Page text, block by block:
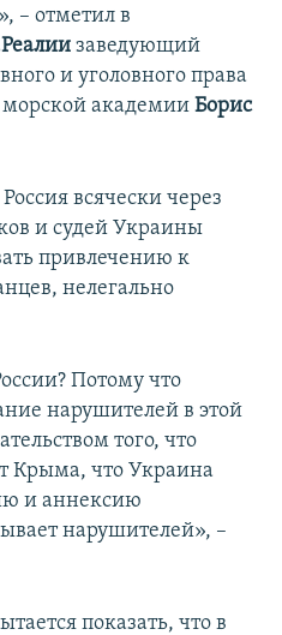
– отметил в
заведующий
и уголовного права
академии Борис
всячески через
и судей Украины
привлечению к
нелегально
Потому что
нарушителей в этой
того, что
Крыма, что Украина
и аннексию
нарушителей», –
показать, что в